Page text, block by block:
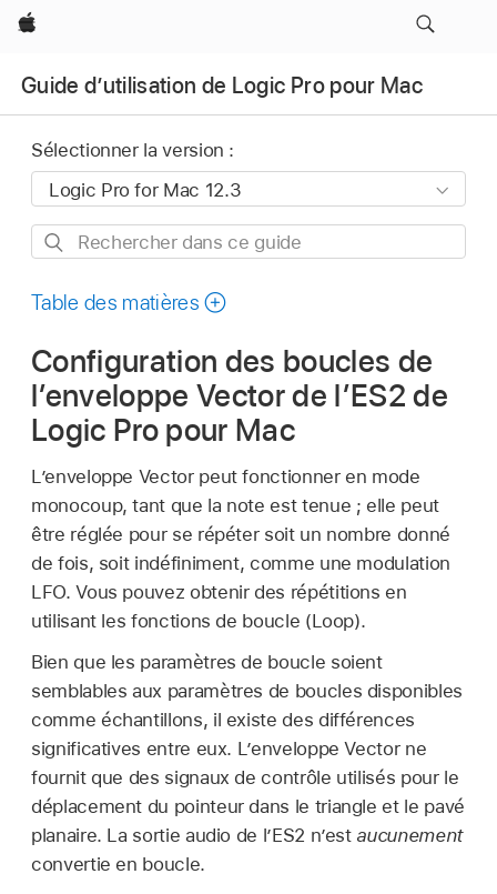
Apple
Guide d’utilisation de Logic Pro pour Mac
Sélectionner la version :
Rechercher
ce
Table des matières
Configuration des boucles de
l’enveloppe Vector de l’ES2 de
Logic Pro pour Mac
L’enveloppe Vector peut fonctionner en mode
monocoup, tant que la note est tenue ; elle peut
être réglée pour se répéter soit un nombre donné
de fois, soit indéfiniment, comme une modulation
LFO. Vous pouvez obtenir des répétitions en
utilisant les fonctions de boucle (Loop).
Bien que les paramètres de boucle soient
semblables aux paramètres de boucles disponibles
comme échantillons, il existe des différences
significatives entre eux. L’enveloppe Vector ne
fournit que des signaux de contrôle utilisés pour le
déplacement du pointeur dans le triangle et le pavé
planaire. La sortie audio de l’ES2 n’est aucunement
convertie en boucle.